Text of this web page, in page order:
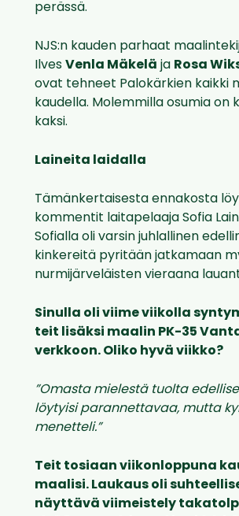
perässä.
NJS:n kauden parhaat
Ilves Venla Mäkelä ja Rosa
ovat tehneet Palokärkien kaikki
kaudella. Molemmilla osumia on
kaksi.
Laineita laidalla
Tämänkertaisesta ennakosta
kommentit laitapelaaja Sofia
Sofialla oli varsin juhlallinen
kinkereitä pyritään jatkamaan
nurmijärveläisten vieraana
Sinulla oli viime viikolla
teit lisäksi maalin PK-35
verkkoon. Oliko hyvä viikko?
”Omasta mielestä tuolta
löytyisi parannettavaa, mutta
menetteli.”
Teit tosiaan viikonloppuna
maalisi. Laukaus oli
näyttävä viimeistely